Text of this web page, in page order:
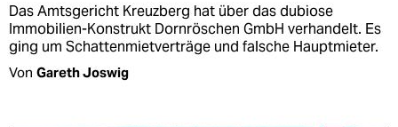
Das Amtsgericht Kreuzberg hat über das dubiose
Immobilien-Konstrukt Dornröschen GmbH verhandelt. Es
ging um Schattenmietverträge und falsche Hauptmieter.
Von Gareth Joswig